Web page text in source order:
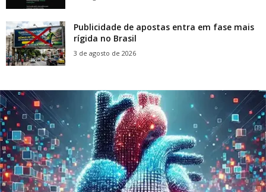
Publicidade de apostas entra em fase mais
rígida no Brasil
3 de agosto de 2026